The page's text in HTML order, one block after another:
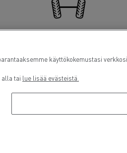
käyttökokemustasi
alla tai lue lisää evästeistä.